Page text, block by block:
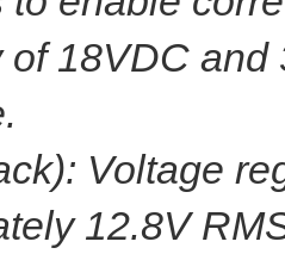
18VDC
Voltage
12.8V